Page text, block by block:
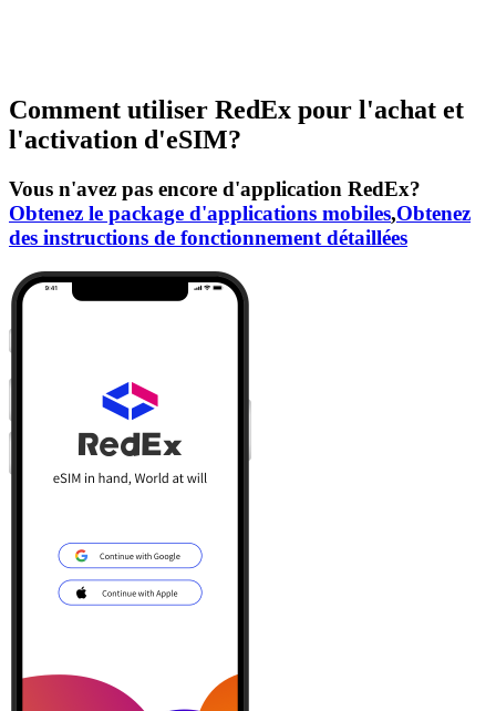
Comment utiliser RedEx pour l'achat et
l'activation d'eSIM?
Vous n'avez pas encore d'application RedEx?
Obtenez le package d'applications mobiles,Obtenez
des instructions de fonctionnement détaillées